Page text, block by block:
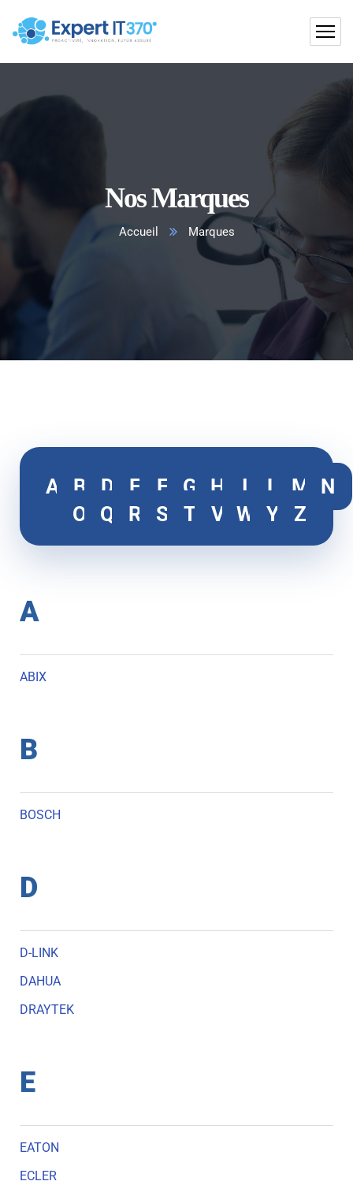
Nos Marques
Accueil Marques
A B D E F G H I L M
N
O
Q R S T V W Y Z
A
ABIX
B
BOSCH
D
D-LINK
DAHUA
DRAYTEK
E
EATON
ECLER